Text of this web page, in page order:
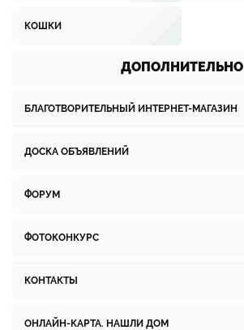
КОШКИ
ДОПОЛНИТЕЛЬНО
БЛАГОТВОРИТЕЛЬНЫЙ ИНТЕРНЕТ-МАГАЗИН
ДОСКА ОБЪЯВЛЕНИЙ
ФОРУМ
ФОТОКОНКУРС
КОНТАКТЫ
ОНЛАЙН-КАРТА. НАШЛИ ДОМ